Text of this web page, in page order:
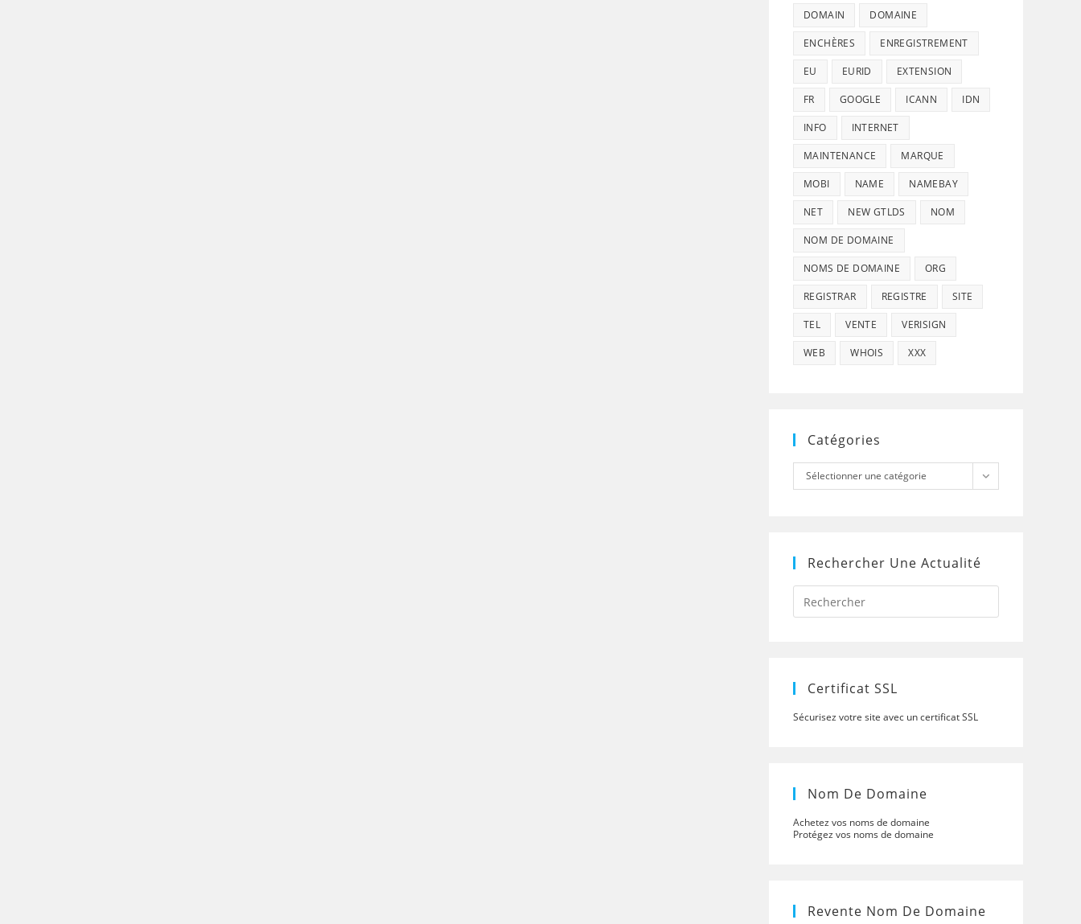
DOMAIN DOMAINE
ENCHÈRES ENREGISTREMENT
EU EURID EXTENSION
FR GOOGLE ICANN IDN
INFO INTERNET
MAINTENANCE MARQUE
MOBI NAME NAMEBAY
NET NEW GTLDS NOM
NOM DE DOMAINE
NOMS DE DOMAINE ORG
REGISTRAR REGISTRE SITE
TEL VENTE VERISIGN
WEB WHOIS XXX
Catégories
Catégories
Sélectionner une catégorie
Rechercher Une Actualité
Press
to
Certificat SSL
Sécurisez votre site avec un certificat SSL
Nom De Domaine
Achetez vos noms de domaine
Protégez vos noms de domaine
Revente Nom De Domaine